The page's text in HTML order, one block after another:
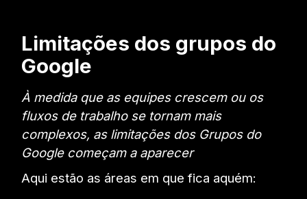
Limitações dos grupos do
Google
À medida que as equipes crescem ou os
fluxos de trabalho se tornam mais
complexos, as limitações dos Grupos do
Google começam a aparecer
Aqui estão as áreas em que fica aquém: